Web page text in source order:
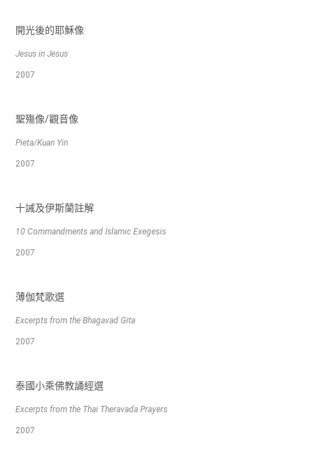
開光後的耶穌像
Jesus in Jesus
2007
聖殤像/觀音像
Pieta/Kuan Yin
2007
十誡及伊斯蘭註解
10 Commandments and Islamic Exegesis
2007
薄伽梵歌選
Excerpts from the Bhagavad Gita
2007
泰國小乘佛教誦經選
Excerpts from the Thai Theravada Prayers
2007